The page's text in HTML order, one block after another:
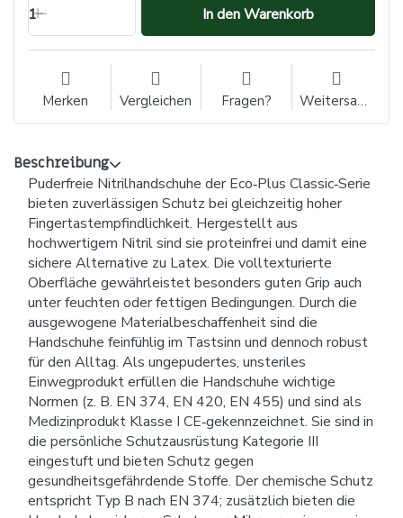
1 In den Warenkorb
Merken Vergleichen Fragen? Weitersagen
Beschreibung
Puderfreie Nitrilhandschuhe der Eco‑Plus Classic‑Serie
bieten zuverlässigen Schutz bei gleichzeitig hoher
Fingertastempfindlichkeit. Hergestellt aus
hochwertigem Nitril sind sie proteinfrei und damit eine
sichere Alternative zu Latex. Die volltexturierte
Oberfläche gewährleistet besonders guten Grip auch
unter feuchten oder fettigen Bedingungen. Durch die
ausgewogene Materialbeschaffenheit sind die
Handschuhe feinfühlig im Tastsinn und dennoch robust
für den Alltag. Als ungepudertes, unsteriles
Einwegprodukt erfüllen die Handschuhe wichtige
Normen (z. B. EN 374, EN 420, EN 455) und sind als
Medizinprodukt Klasse I CE‑gekennzeichnet. Sie sind in
die persönliche Schutzausrüstung Kategorie III
eingestuft und bieten Schutz gegen
gesundheitsgefährdende Stoffe. Der chemische Schutz
entspricht Typ B nach EN 374; zusätzlich bieten die